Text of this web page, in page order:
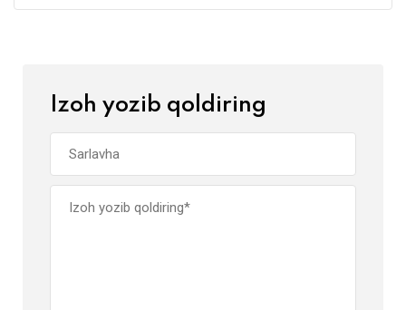
Izoh yozib qoldiring